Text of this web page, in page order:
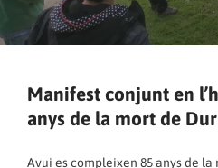
Manifest conjunt en
anys de la mort de
Avui es compleixen 85 anys de la